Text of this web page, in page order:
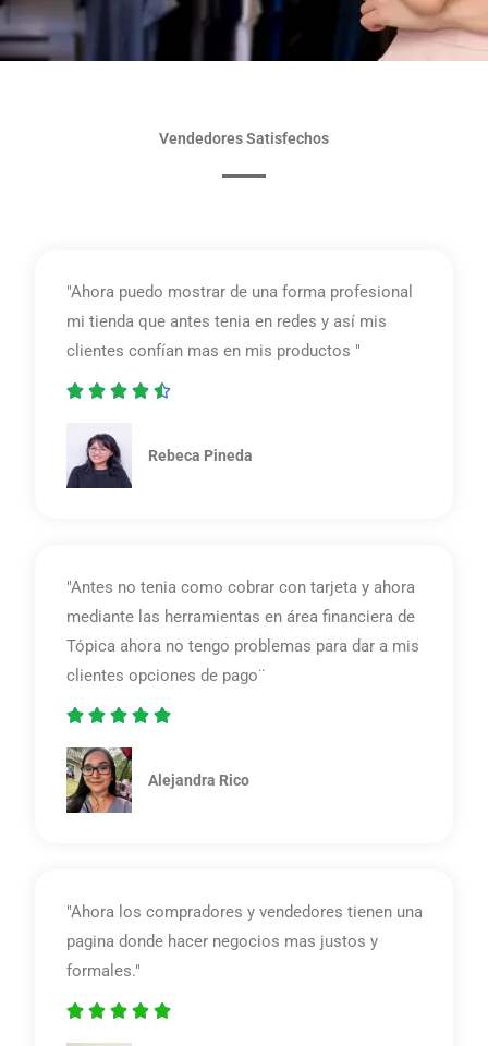
Vendedores Satisfechos
"Ahora puedo mostrar de una forma profesional
mi tienda que antes tenia en redes y así mis
clientes confían mas en mis productos "
    
Rebeca Pineda
"Antes no tenia como cobrar con tarjeta y ahora
mediante las herramientas en área financiera de
Tópica ahora no tengo problemas para dar a mis
clientes opciones de pago¨
    
5
Alejandra Rico
"Ahora los compradores y vendedores tienen una
pagina donde hacer negocios mas justos y
formales."
    